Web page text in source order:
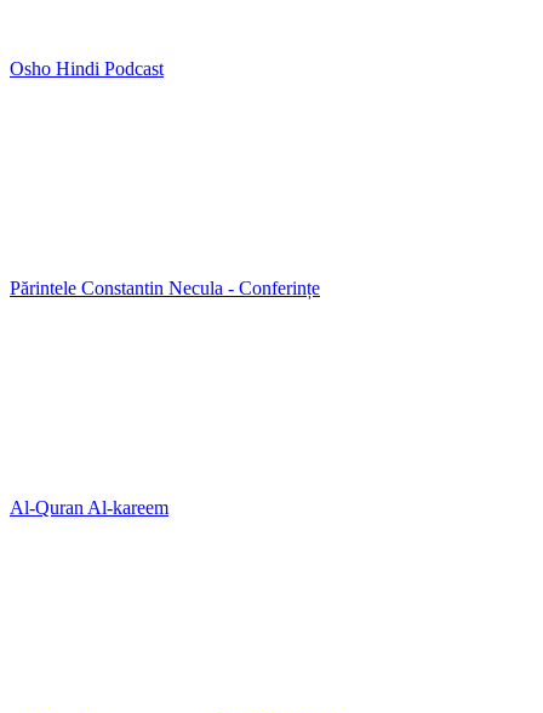
Osho Hindi Podcast
Părintele Constantin Necula - Conferințe
Al-Quran Al-kareem